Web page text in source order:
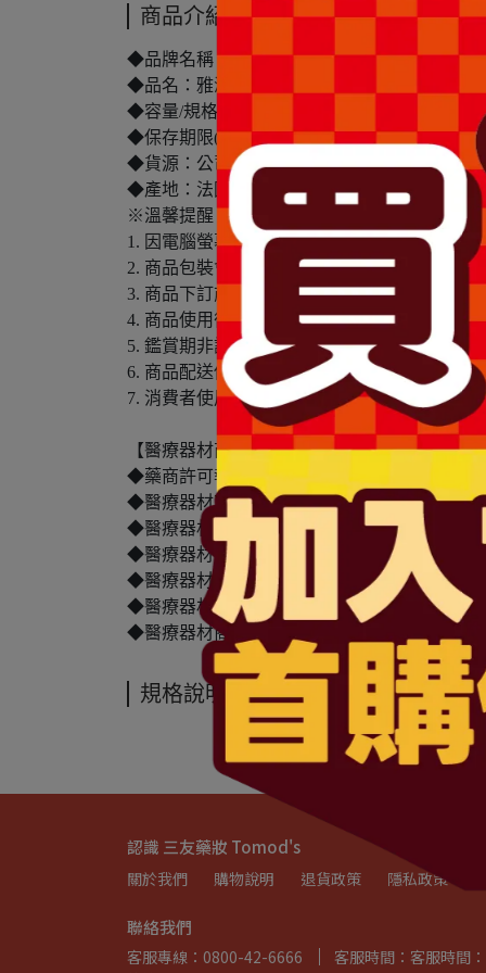
商品介紹
◆品牌名稱：雅漾
◆品名：雅漾舒敏集中修護精萃30ml
◆容量/規格：30ml
◆保存期限(天)：1095天
◆貨源：公司貨
◆產地：法國
※溫馨提醒：
1. 因電腦螢幕設定及個人觀感之差異，本賣
2. 商品包裝會有新舊轉換期，依實際收到商品
3. 商品下訂前，建議實際試色、試用後再行購
4. 商品使用後若出現不適或非預期反應，請尋
5. 鑑賞期非試用期，本產品屬於私人消耗性
6. 商品配送僅包含台灣本島，不包含離島配
7. 消費者使用前應詳閱醫療器材說明書。
【醫療器材商(藥商)許可執照】
◆藥商許可執照字號：北市衛藥販(中)字第
◆醫療器材商許可執照字號：北市衛器販（中
◆醫療器材商(藥商)名稱：三友藥妝股份有限
◆醫療器材商(藥商)地址：台北市中山區民權
◆醫療器材商(藥商)電話： 02-2792-0501
◆醫療器材商(藥商)諮詢專線：0800-42-6666
◆醫療器材商(藥商)服務時間：週一~五 上午
規格說明
認識 三友藥妝 Tomod's
關於我們 購物說明 退貨政策 隱私政策
聯絡我們
客服專線：0800-42-6666
客服時間：客服時間